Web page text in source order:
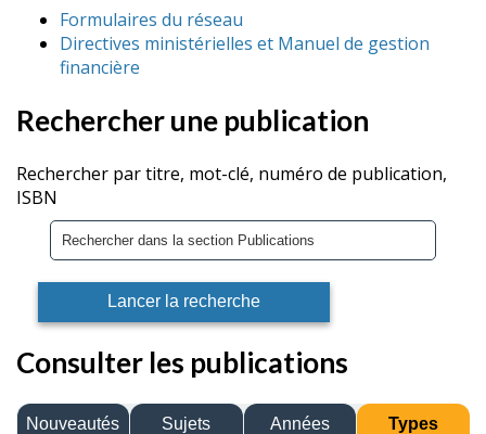
Formulaires du réseau
Directives ministérielles et Manuel de gestion
financière
Rechercher une publication
Rechercher par titre, mot-clé, numéro de publication,
ISBN
Consulter les publications
Nouveautés Sujets Années Types